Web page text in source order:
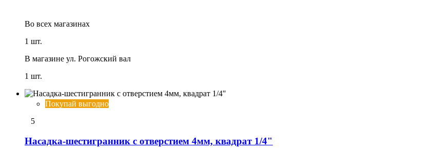
Во всех магазинах
1 шт.
В магазине ул. Рогожский вал
1 шт.
Покупай выгодно
5
Насадка-шестигранник с отверстием 4мм, квадрат 1/4"